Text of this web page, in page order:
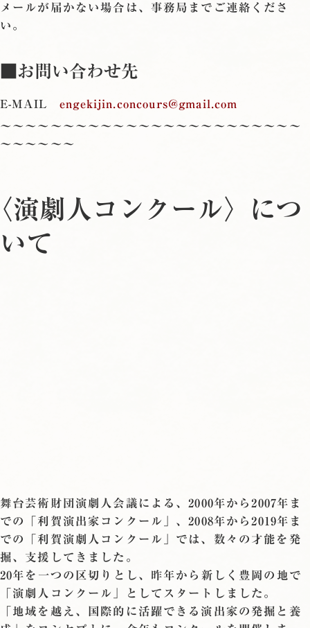
メールが届かない場合は、事務局までご連絡くださ
い。
■お問い合わせ先
E-MAILengekijin.concours@gmail.com
〜〜〜〜〜〜〜〜〜〜〜〜〜〜〜〜〜〜〜〜〜〜〜〜
〜〜〜〜〜〜
〈演劇人コンクール〉につ
いて
舞台芸術財団演劇人会議による、2000年から2007年ま
での「利賀演出家コンクール」、2008年から2019年ま
での「利賀演劇人コンクール」では、数々の才能を発
掘、支援してきました。
20年を一つの区切りとし、昨年から新しく豊岡の地で
「演劇人コンクール」としてスタートしました。
「地域を越え、国際的に活躍できる演出家の発掘と養